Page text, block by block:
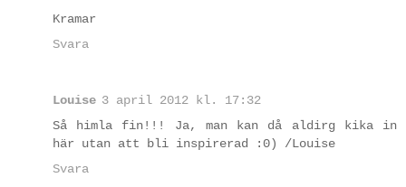
Kramar
Svara
Louise 3 april 2012 kl. 17:32
Så himla fin!!! Ja, man kan då aldirg kika in
här utan att bli inspirerad :0) /Louise
Svara